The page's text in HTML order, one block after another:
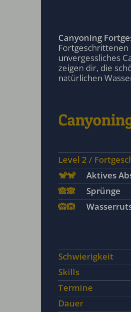
Canyoning
Fortgeschrittenen
unvergessliches
zeigen dir, die
natürlichen
Level 2 /
🐒🐒
Aktives
🙈🙈
Sprünge
🙉🙉
Schwierigkeit
Skills
Termine
Dauer